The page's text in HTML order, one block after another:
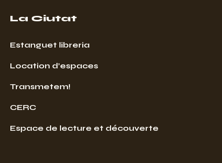
La Ciutat
Estanguet libreria
Location d’espaces
Transmetem!
CERC
Espace de lecture et découverte